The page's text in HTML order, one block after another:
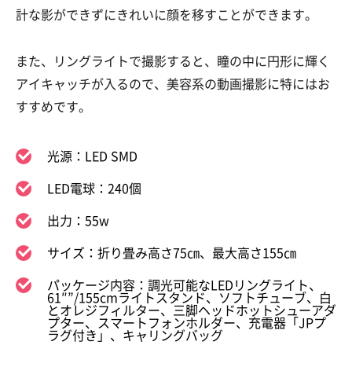
計な影ができずにきれいに顔を移すことができます。
また、リングライトで撮影すると、瞳の中に円形に輝く
アイキャッチが入るので、美容系の動画撮影に特にはお
すすめです。
光源：LED SMD
LED電球：240個
出力：55w
サイズ：折り畳み高さ75㎝、最大高さ155㎝
パッケージ内容：調光可能なLEDリングライト、
61″”/155cmライトスタンド、ソフトチューブ、白
とオレジフィルター、三脚ヘッドホットシューアダ
プター、スマートフォンホルダー、充電器「JPプ
ラグ付き」、キャリングバッグ